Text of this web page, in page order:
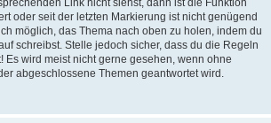
Link nicht siehst, dann ist die Funktion
oder seit der letzten Markierung ist nicht genügend
möglich, das Thema nach oben zu holen, indem du
schreibst. Stelle jedoch sicher, dass du die Regeln
Es wird meist nicht gerne gesehen, wenn ohne
abgeschlossene Themen geantwortet wird.